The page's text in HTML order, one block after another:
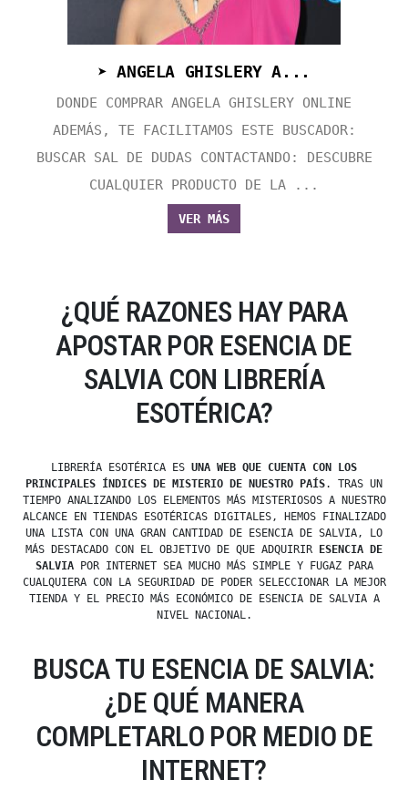
➤ ANGELA GHISLERY A...
DONDE COMPRAR ANGELA GHISLERY ONLINE
ADEMÁS, TE FACILITAMOS ESTE BUSCADOR:
BUSCAR SAL DE DUDAS CONTACTANDO: DESCUBRE
CUALQUIER PRODUCTO DE LA ...
VER MÁS
¿QUÉ RAZONES HAY PARA
APOSTAR POR ESENCIA DE
SALVIA CON LIBRERÍA
ESOTÉRICA?
LIBRERÍA ESOTÉRICA ES UNA WEB QUE CUENTA CON LOS
PRINCIPALES ÍNDICES DE MISTERIO DE NUESTRO PAÍS. TRAS UN
TIEMPO ANALIZANDO LOS ELEMENTOS MÁS MISTERIOSOS A NUESTRO
ALCANCE EN TIENDAS ESOTÉRICAS DIGITALES, HEMOS FINALIZADO
UNA LISTA CON UNA GRAN CANTIDAD DE ESENCIA DE SALVIA, LO
MÁS DESTACADO CON EL OBJETIVO DE QUE ADQUIRIR
ESENCIA DE
SALVIAPOR INTERNET SEA MUCHO MÁS SIMPLE Y FUGAZ PARA
CUALQUIERA CON LA SEGURIDAD DE PODER SELECCIONAR LA MEJOR
TIENDA Y EL PRECIO MÁS ECONÓMICO DE ESENCIA DE SALVIA A
NIVEL NACIONAL.
BUSCA TU ESENCIA DE SALVIA:
¿DE QUÉ MANERA
COMPLETARLO POR MEDIO DE
INTERNET?